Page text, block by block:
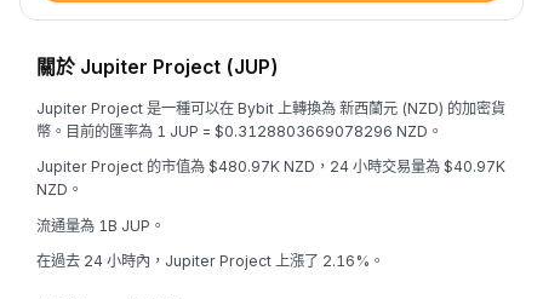
關於 Jupiter Project (JUP)
Jupiter Project 是一種可以在 Bybit 上轉換為 新西蘭元 (NZD) 的加密貨
幣。目前的匯率為 1 JUP = $0.3128803669078296 NZD。
Jupiter Project 的市值為 $480.97K NZD，24 小時交易量為 $40.97K
NZD。
流通量為 1B JUP。
在過去 24 小時內，Jupiter Project 上漲了 2.16%。